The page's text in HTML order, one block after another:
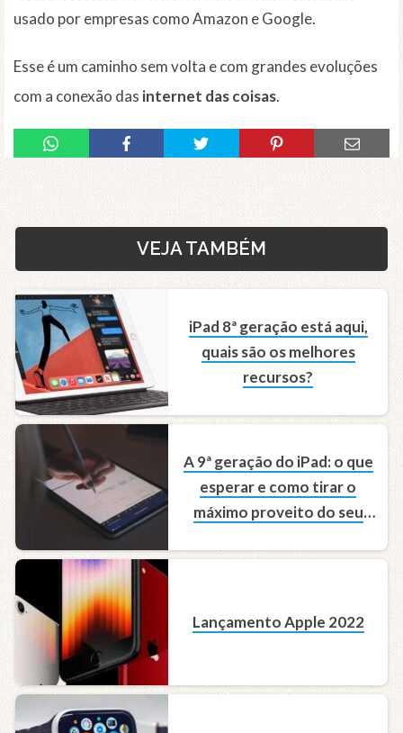
usado por empresas como Amazon e Google.
Esse é um caminho sem volta e com grandes evoluções
com a conexão das internet das coisas.
VEJA TAMBÉM
iPad 8ª geração está aqui,
quais são os melhores
recursos?
A 9ª geração do iPad: o que
esperar e como tirar o
máximo proveito do seu
Lançamento Apple 2022